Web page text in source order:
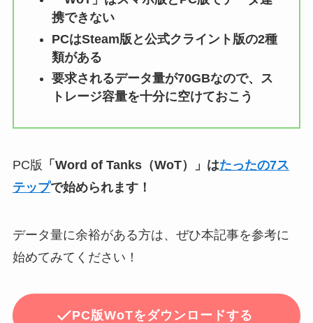
携できない
PCはSteam版と公式クライント版の2種
類がある
要求されるデータ量が70GBなので、ス
トレージ容量を十分に空けておこう
PC版 「Word of Tanks（WoT）」はたったの7ス
テップで始められます！
データ量に余裕がある方は、ぜひ本記事を参考に
始めてみてください！
PC版WoTをダウンロードする